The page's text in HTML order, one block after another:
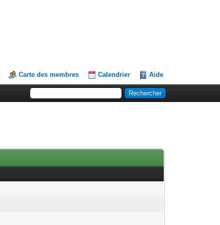
Carte des membres Calendrier Aide